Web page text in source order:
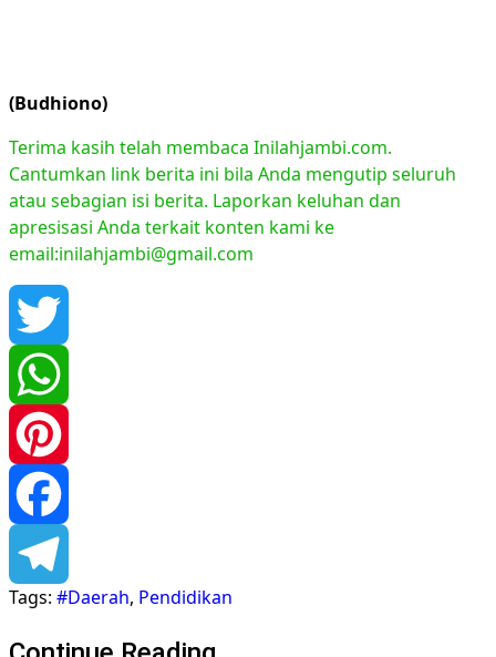
(Budhiono)
Terima kasih telah membaca Inilahjambi.com.
Cantumkan link berita ini bila Anda mengutip seluruh
atau sebagian isi berita. Laporkan keluhan dan
apresisasi Anda terkait konten kami ke
email:inilahjambi@gmail.com
Twitter
WhatsApp
Pinterest
Facebook
Telegram
Tags: #Daerah, Pendidikan